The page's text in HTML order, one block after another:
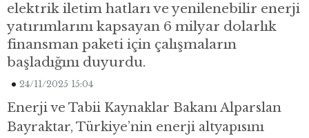
elektrik iletim hatları ve yenilenebilir enerji
yatırımlarını kapsayan 6 milyar dolarlık
finansman paketi için çalışmaların
başladığını duyurdu.
24/11/2025 15:04
Enerji ve Tabii Kaynaklar Bakanı Alparslan
Bayraktar, Türkiye’nin enerji altyapısını